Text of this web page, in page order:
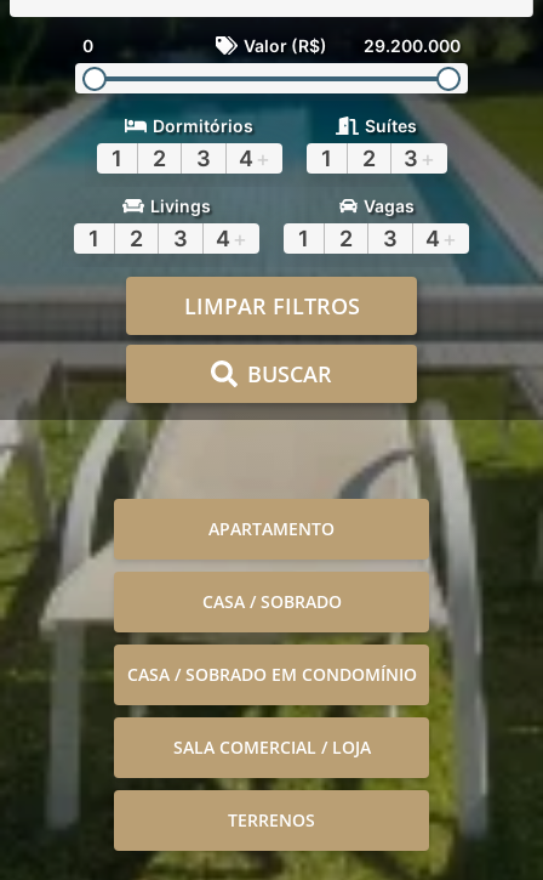
0 Valor (R$) 29.200.000
Dormitórios
1 2 3 4 +
Suítes
1 2 3 +
Livings
1 2 3 4 +
Vagas
1 2 3 4 +
LIMPAR FILTROS
BUSCAR
APARTAMENTO
CASA / SOBRADO
CASA / SOBRADO EM CONDOMÍNIO
SALA COMERCIAL / LOJA
TERRENOS